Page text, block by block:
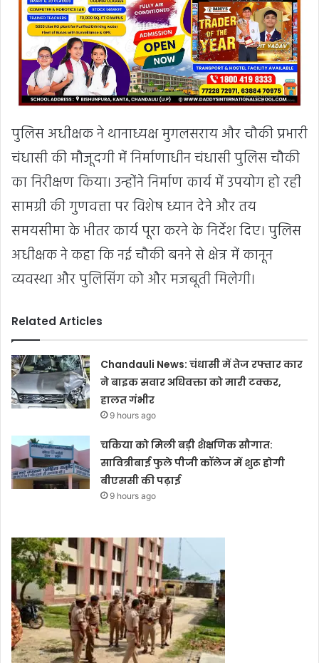
पुलिस अधीक्षक ने थानाध्यक्ष मुगलसराय और चौकी प्रभारी
चंधासी की मौजूदगी में निर्माणाधीन चंधासी पुलिस चौकी
का निरीक्षण किया। उन्होंने निर्माण कार्य में उपयोग हो रही
सामग्री की गुणवत्ता पर विशेष ध्यान देने और तय
समयसीमा के भीतर कार्य पूरा करने के निर्देश दिए। पुलिस
अधीक्षक ने कहा कि नई चौकी बनने से क्षेत्र में कानून
व्यवस्था और पुलिसिंग को और मजबूती मिलेगी।
Related Articles
Chandauli News: चंधासी में तेज रफ्तार कार
ने बाइक सवार अधिवक्ता को मारी टक्कर,
हालत गंभीर
9 hours ago
चकिया को मिली बड़ी शैक्षणिक सौगात:
सावित्रीबाई फुले पीजी कॉलेज में शुरू होगी
बीएससी की पढ़ाई
9 hours ago